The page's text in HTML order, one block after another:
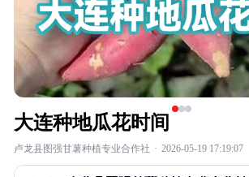
大连种地瓜花时间
卢龙县图强甘薯种植专业合作社 · 2026-05-19 17:19:07